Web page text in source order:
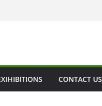
CONTACT US